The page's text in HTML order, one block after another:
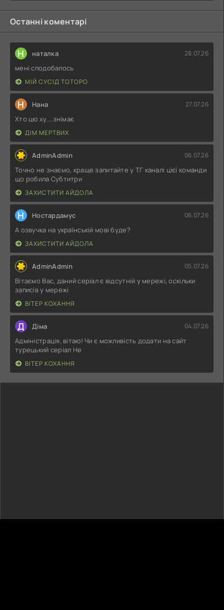
Останні коментарі
Н наталка 28.07.26
мені сподобалось
МІЙ СУСІД ТОТОРО
Н Нана 27.07.26
Хто цю ху....знімає
ДІМ МЕРТВИХ
AdminAdmin 06.07.26
Точно не знаємо, краще запитайте у ТГ каналі цієї команди
що робила Субтитри
ЗАХИСТИТИ АЙДОЛА
Н Ностардамус 06.07.26
А озвучка на українській мові буде?
ЗАХИСТИТИ АЙДОЛА
AdminAdmin 05.07.26
Вітаємо Вас, даний серіал є відсутній у мережі, оскільки
записів у мережі
ВІТЕР КОХАННЯ
Д Діма 04.07.26
Адміністрація, вітаю! Чи є можливість додати на сайт
турецький серіал Не
ВІТЕР КОХАННЯ